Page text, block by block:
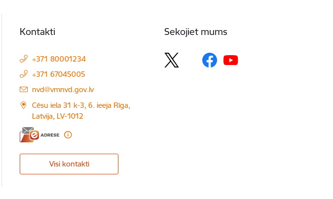
Kontakti
+371 80001234
+371 67045005
E-pasts:
nvd@vmnvd.gov.lv
Cēsu iela 31 k-3, 6. ieeja Rīga,
Latvija, LV-1012
Visi kontakti
Sekojiet mums